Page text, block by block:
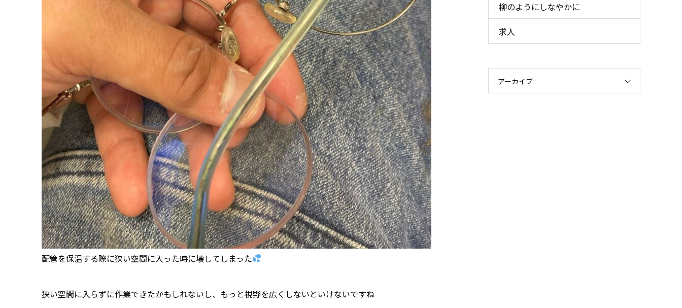
配管を保温する際に狭い空間に入った時に壊してしまった
狭い空間に入らずに作業できたかもしれないし、もっと視野を広くしないといけないですね
柳のようにしなやかに
求人
アーカイブ